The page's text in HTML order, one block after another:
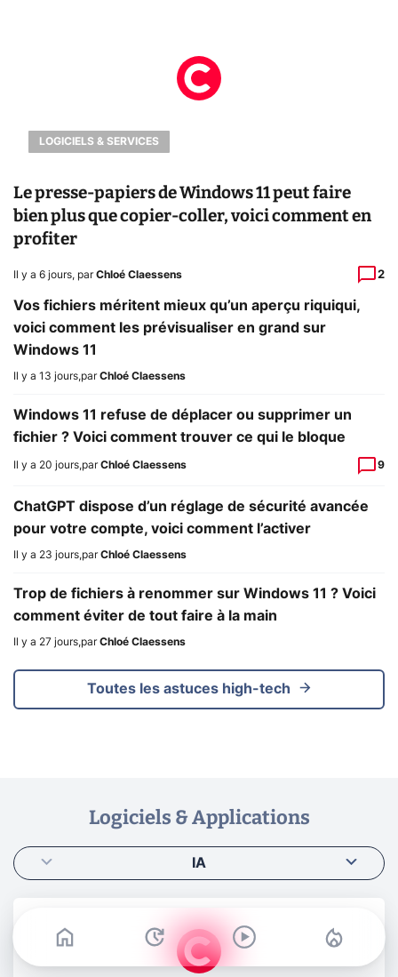
LOGICIELS & SERVICES
Le presse-papiers de Windows 11 peut faire
bien plus que copier-coller, voici comment en
profiter
Il y a 6 jours, par Chloé Claessens 2
Vos fichiers méritent mieux qu’un aperçu riquiqui,
voici comment les prévisualiser en grand sur
Windows 11
Il y a 13 jours,par Chloé Claessens
Windows 11 refuse de déplacer ou supprimer un
fichier ? Voici comment trouver ce qui le bloque
Il y a 20 jours,par Chloé Claessens 9
ChatGPT dispose d’un réglage de sécurité avancée
pour votre compte, voici comment l’activer
Il y a 23 jours,par Chloé Claessens
Trop de fichiers à renommer sur Windows 11 ? Voici
comment éviter de tout faire à la main
Il y a 27 jours,par Chloé Claessens
Toutes les astuces high-tech
Logiciels & Applications
IA